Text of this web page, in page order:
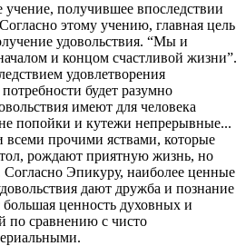
учение, получившее впоследствии
этому учению, главная цель
удовольствия. “Мы и
и концом счастливой жизни”.
удовлетворения
будет разумно
имеют для человека
попойки и кутежи непрерывные...
прочими яствами, которые
рождают приятную жизнь, но
Согласно Эпикуру, наиболее ценные
дают дружба и познание
ценность духовных и
по сравнению с чисто